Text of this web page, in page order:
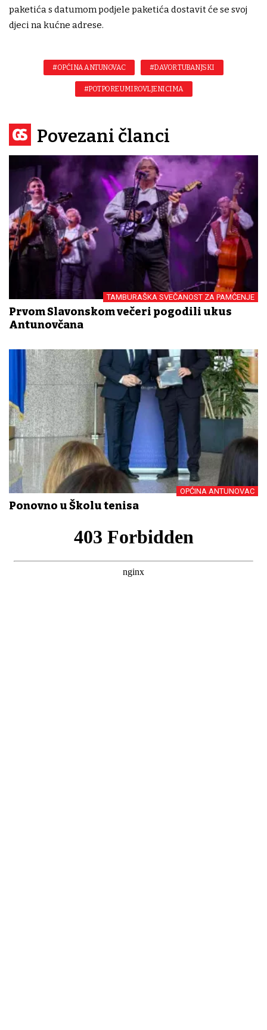
paketića s datumom podjele paketića dostavit će se svoj
djeci na kućne adrese.
#OPĆINA ANTUNOVAC #DAVOR TUBANJSKI
#POTPORE UMIROVLJENICIMA
Povezani članci
TAMBURAŠKA SVEČANOST ZA PAMĆENJE
Prvom Slavonskom večeri pogodili ukus
Antunovčana
OPĆINA ANTUNOVAC
Ponovno u Školu tenisa